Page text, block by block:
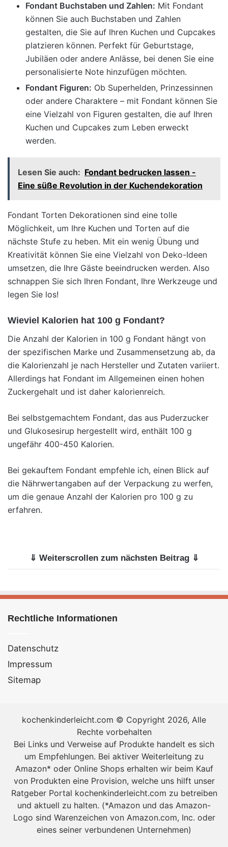
Fondant Buchstaben und Zahlen: Mit Fondant
können Sie auch Buchstaben und Zahlen
gestalten, die Sie auf Ihren Kuchen und Cupcakes
platzieren können. Perfekt für Geburtstage,
Jubiläen oder andere Anlässe, bei denen Sie eine
personalisierte Note hinzufügen möchten.
Fondant Figuren: Ob Superhelden, Prinzessinnen
oder andere Charaktere – mit Fondant können Sie
eine Vielzahl von Figuren gestalten, die auf Ihren
Kuchen und Cupcakes zum Leben erweckt
werden.
Lesen Sie auch: Fondant bedrucken lassen -
Eine süße Revolution in der Kuchendekoration
Fondant Torten Dekorationen sind eine tolle
Möglichkeit, um Ihre Kuchen und Torten auf die
nächste Stufe zu heben. Mit ein wenig Übung und
Kreativität können Sie eine Vielzahl von Deko-Ideen
umsetzen, die Ihre Gäste beeindrucken werden. Also
schnappen Sie sich Ihren Fondant, Ihre Werkzeuge und
legen Sie los!
Wieviel Kalorien hat 100 g Fondant?
Die Anzahl der Kalorien in 100 g Fondant hängt von
der spezifischen Marke und Zusammensetzung ab, da
die Kalorienzahl je nach Hersteller und Zutaten variiert.
Allerdings hat Fondant im Allgemeinen einen hohen
Zuckergehalt und ist daher kalorienreich.
Bei selbstgemachtem Fondant, das aus Puderzucker
und Glukosesirup hergestellt wird, enthält 100 g
ungefähr 400-450 Kalorien.
Bei gekauftem Fondant empfehle ich, einen Blick auf
die Nährwertangaben auf der Verpackung zu werfen,
um die genaue Anzahl der Kalorien pro 100 g zu
erfahren.
⇓ Weiterscrollen zum nächsten Beitrag ⇓
Rechtliche Informationen
Datenschutz
Impressum
Sitemap
kochenkinderleicht.com © Copyright 2026, Alle
Rechte vorbehalten
Bei Links und Verweise auf Produkte handelt es sich
um Empfehlungen. Bei aktiver Weiterleitung zu
Amazon* oder Online Shops erhalten wir beim Kauf
von Produkten eine Provision, welche uns hilft unser
Ratgeber Portal kochenkinderleicht.com zu betreiben
und aktuell zu halten. (*Amazon und das Amazon-
Logo sind Warenzeichen von Amazon.com, Inc. oder
eines seiner verbundenen Unternehmen)